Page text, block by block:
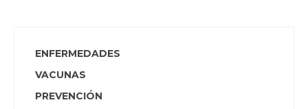
ENFERMEDADES
VACUNAS
PREVENCIÓN